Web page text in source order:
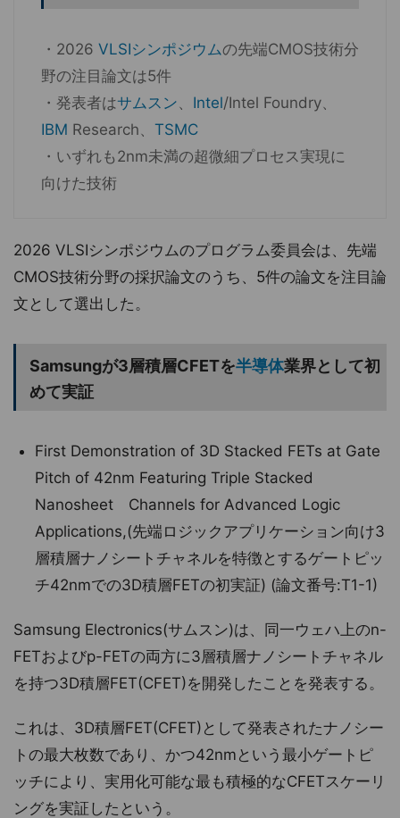
・2026 VLSIシンポジウムの先端CMOS技術分
野の注目論文は5件
・発表者はサムスン、 Intel/Intel Foundry、
IBM Research、 TSMC
・いずれも2nm未満の超微細プロセス実現に
向けた技術
2026 VLSIシンポジウムのプログラム委員会は、先端
CMOS技術分野の採択論文のうち、5件の論文を注目論
文として選出した。
Samsungが3層積層CFETを半導体業界として初
めて実証
First Demonstration of 3D Stacked FETs at Gate
Pitch of 42nm Featuring Triple Stacked
Nanosheet Channels for Advanced Logic
Applications,(先端ロジックアプリケーション向け3
層積層ナノシートチャネルを特徴とするゲートピッ
チ42nmでの3D積層FETの初実証) (論文番号:T1-1)
Samsung Electronics(サムスン)は、同一ウェハ上のn-
FETおよびp-FETの両方に3層積層ナノシートチャネル
を持つ3D積層FET(CFET)を開発したことを発表する。
これは、3D積層FET(CFET)として発表されたナノシー
トの最大枚数であり、かつ42nmという最小ゲートピ
ッチにより、実用化可能な最も積極的なCFETスケーリ
ングを実証したという。